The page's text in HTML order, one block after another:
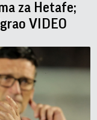
za Hetafe;
VIDEO